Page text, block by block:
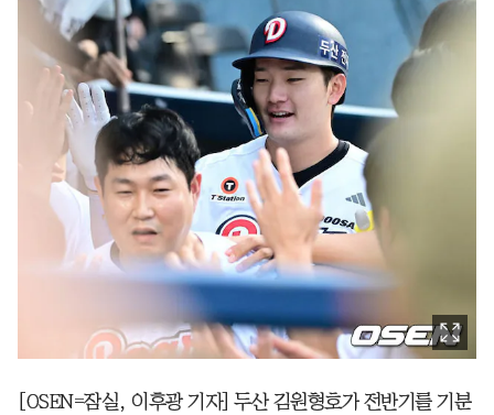
[OSEN=잠실, 이후광 기자] 두산 김원형호가 전반기를 기분